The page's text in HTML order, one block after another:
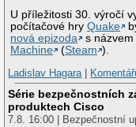
U příležitosti 30. výročí
počítačové hryQuake
nová epizoda
s názvem
Machine
(Steam ).
Ladislav Hagara|
Série bezpečnostních
produktech Cisco
7.8. 16:00 | Bezpečnostní